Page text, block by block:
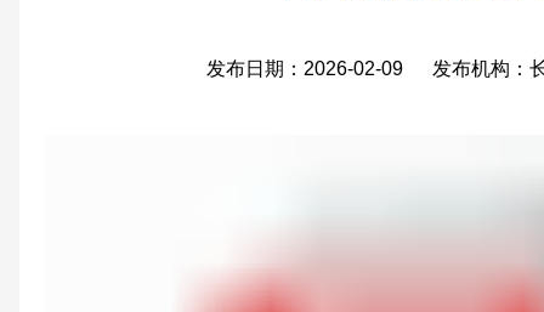
发布日期：2026-02-09 发布机构：